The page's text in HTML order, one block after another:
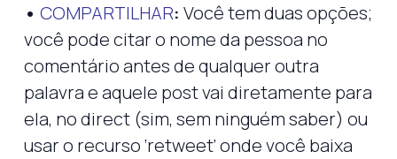
• COMPARTILHAR: Você tem duas opções;
você pode citar o nome da pessoa no
comentário antes de qualquer outra
palavra e aquele post vai diretamente para
ela, no direct (sim, sem ninguém saber) ou
usar o recurso ‘retweet’ onde você baixa